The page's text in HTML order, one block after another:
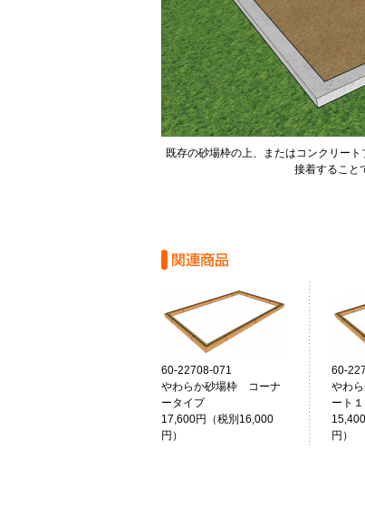
既存の砂場枠の上、またはコンクリー
接着すること
60-22708-071
やわらか砂場枠 コーナ
ータイプ
17,600円（税別16,000
円）
60-
やわ
ート
円）